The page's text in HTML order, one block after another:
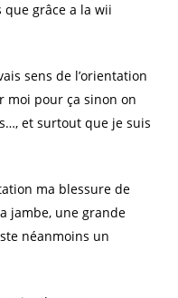
grâce a la wii
sens de l’orientation
moi pour ça sinon on
et surtout que je suis
ma blessure de
jambe, une grande
néanmoins un